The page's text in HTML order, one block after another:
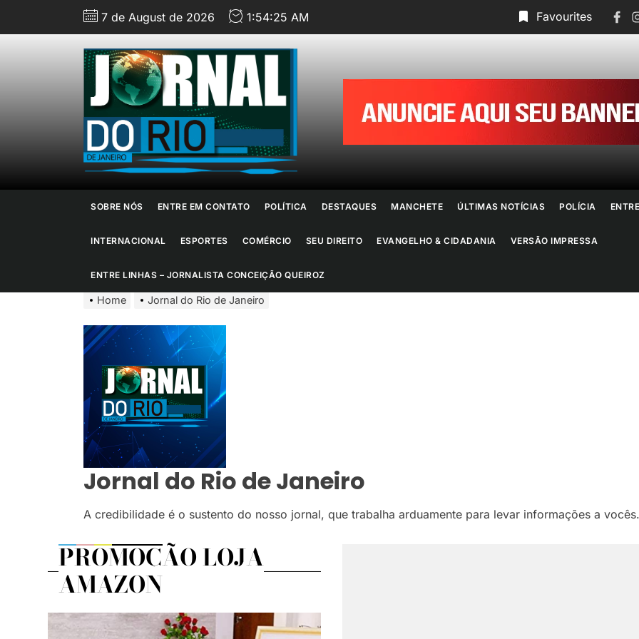
7 de August de 2026 1:54:26 AM Favourites
Jornal
do
Rio
de
Janeiro
SOBRE NÓS ENTRE EM CONTATO POLÍTICA DESTAQUES MANCHETE ÚLTIMAS NOTÍCIAS POLÍCIA
INTERNACIONAL ESPORTES COMÉRCIO SEU DIREITO EVANGELHO & CIDADANIA VERSÃO IMPRESSA
ENTRE LINHAS – JORNALISTA CONCEIÇÃO QUEIROZ
Home Jornal do Rio de Janeiro
Jornal do Rio de Janeiro
A credibilidade é o sustento do nosso jornal, que trabalha arduamente para levar informações a vocês.
PROMOÇÃO LOJA
AMAZON